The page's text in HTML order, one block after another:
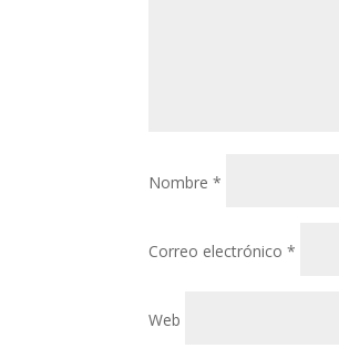
Nombre*
Correo electrónico*
Web